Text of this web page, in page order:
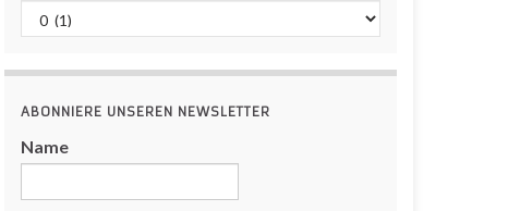
Archiv
ABONNIERE UNSEREN NEWSLETTER
Name